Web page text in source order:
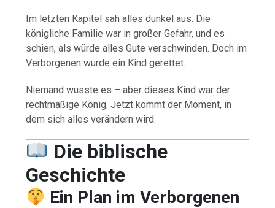
Im letzten Kapitel sah alles dunkel aus. Die
königliche Familie war in großer Gefahr, und es
schien, als würde alles Gute verschwinden. Doch im
Verborgenen wurde ein Kind gerettet.
Niemand wusste es – aber dieses Kind war der
rechtmäßige König. Jetzt kommt der Moment, in
dem sich alles verändern wird.
Die biblische
Geschichte
Ein Plan im Verborgenen